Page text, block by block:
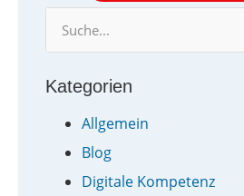
Kategorien
Allgemein
Blog
Digitale Kompetenz